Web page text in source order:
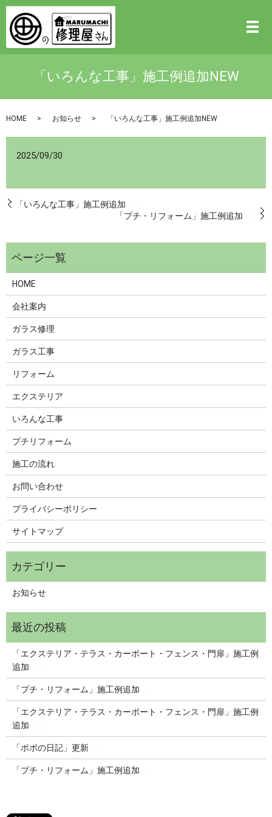
「いろんな工事」施工例追加NEW
HOME お知らせ 「いろんな工事」施工例追加NEW
2025/09/30
「いろんな工事」施工例追加
「プチ・リフォーム」施工例追加
HOME
会社案内
ガラス修理
ガラス工事
リフォーム
エクステリア
いろんな工事
プチリフォーム
施工の流れ
お問い合わせ
プライバシーポリシー
サイトマップ
お知らせ
「エクステリア・テラス・カーポート・フェンス・門扉」施工例
追加
「プチ・リフォーム」施工例追加
「エクステリア・テラス・カーポート・フェンス・門扉」施工例
追加
「ポポの日記」更新NEW
「プチ・リフォーム」施工例追加